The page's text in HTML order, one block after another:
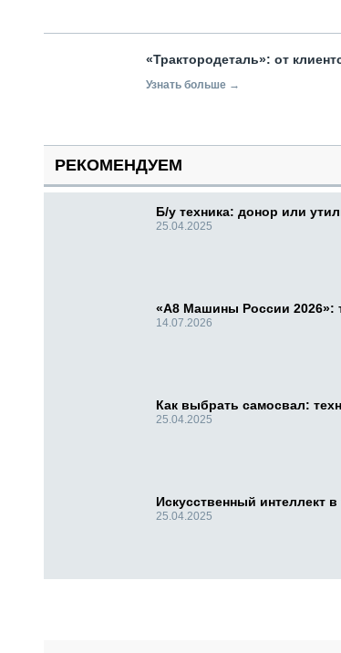
«Трактородеталь»: от
Узнать больше →
РЕКОМЕНДУЕМ
Б/у техника: донор или
25.04.2025
«А8 Машины России 2026»:
14.07.2026
Как выбрать самосвал:
25.04.2025
Искусственный интеллект в
25.04.2025